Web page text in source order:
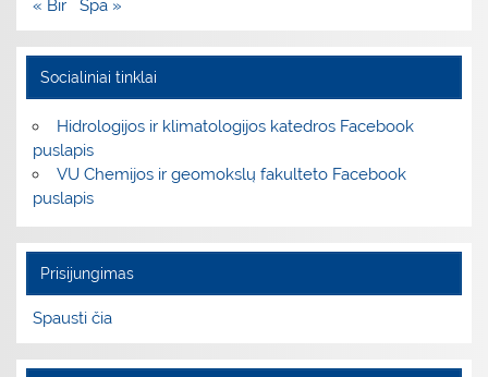
« Bir
Spa »
Socialiniai tinklai
Hidrologijos ir klimatologijos katedros Facebook
puslapis
VU Chemijos ir geomokslų fakulteto Facebook
puslapis
Prisijungimas
Spausti čia